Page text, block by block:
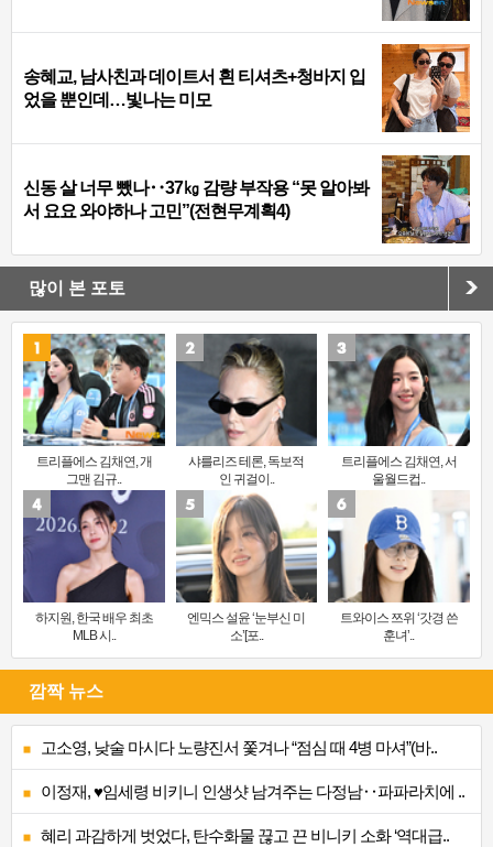
송혜교, 남사친과 데이트서 흰 티셔츠+청바지 입
었을 뿐인데…빛나는 미모
신동 살 너무 뺐나‥37㎏ 감량 부작용 “못 알아봐
서 요요 와야하나 고민”(전현무계획4)
많이 본 포토
트리플에스 김채연, 개
그맨 김규..
샤를리즈 테론, 독보적
인 귀걸이..
트리플에스 김채연, 서
울월드컵..
하지원, 한국 배우 최초
MLB 시..
엔믹스 설윤 ‘눈부신 미
소’[포..
트와이스 쯔위 ‘갓경 쓴
훈녀’..
깜짝 뉴스
고소영, 낮술 마시다 노량진서 쫓겨나 “점심 때 4병 마셔”(바..
이정재, ♥임세령 비키니 인생샷 남겨주는 다정남‥파파라치에 ..
혜리 과감하게 벗었다, 탄수화물 끊고 끈 비니키 소화 ‘역대급..